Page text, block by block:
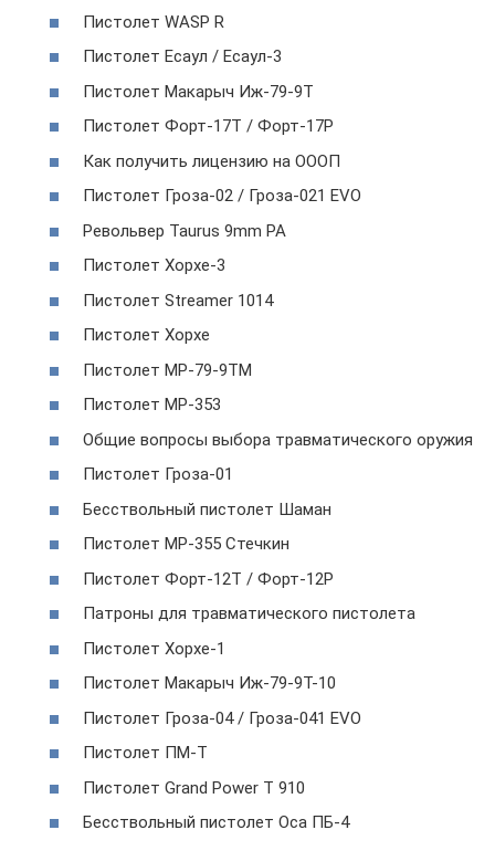
Пистолет WASP R
Пистолет Есаул / Есаул-3
Пистолет Макарыч Иж-79-9Т
Пистолет Форт-17T / Форт-17P
Как получить лицензию на ОООП
Пистолет Гроза-02 / Гроза-021 EVO
Револьвер Taurus 9mm PA
Пистолет Хорхе-3
Пистолет Streamer 1014
Пистолет Хорхе
Пистолет МР-79-9ТМ
Пистолет МР-353
Общие вопросы выбора травматического оружия
Пистолет Гроза-01
Бесствольный пистолет Шаман
Пистолет МР-355 Стечкин
Пистолет Форт-12T / Форт-12P
Патроны для травматического пистолета
Пистолет Хорхе-1
Пистолет Макарыч Иж-79-9Т-10
Пистолет Гроза-04 / Гроза-041 EVO
Пистолет ПМ-Т
Пистолет Grand Power T 910
Бесствольный пистолет Оса ПБ-4